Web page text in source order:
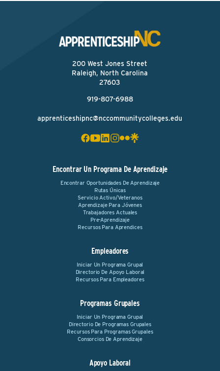
200 West Jones Street
Raleigh, North Carolina
27603
919-807-6988
apprenticeshipnc@nccommunitycolleges.edu
Encontrar Un Programa De Aprendizaje
Encontrar Oportunidades De Aprendizaje
Rutas Únicas
Servicio Activo/Veteranos
Aprendizaje Para Jóvenes
Trabajadores Actuales
Pre-Aprendizaje
Recursos Para Aprendices
Empleadores
Iniciar Un Programa Grupal
Directorio De Apoyo Laboral
Recursos Para Empleadores
Programas Grupales
Iniciar Un Programa Grupal
Directorio De Programas Grupales
Recursos Para Programas Grupales
Consorcios De Aprendizaje
Apoyo Laboral